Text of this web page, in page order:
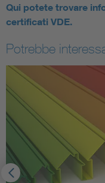
Qui potete trovare
certificati VDE.
Potrebbe